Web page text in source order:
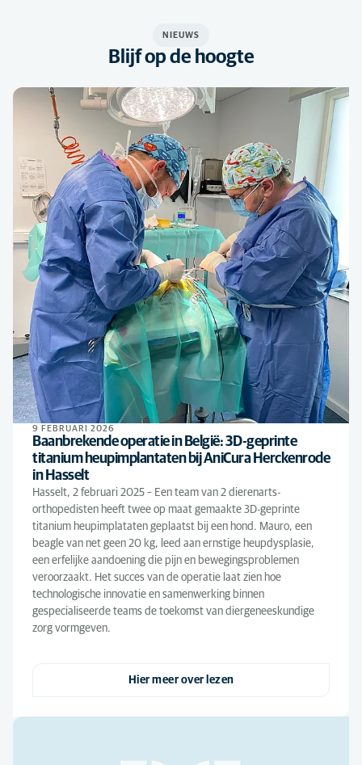
NIEUWS
Blijf op de hoogte
9 FEBRUARI 2026
Baanbrekende operatie in België: 3D-geprinte
titanium heupimplantaten bij AniCura Herckenrode
in Hasselt
Hasselt, 2 februari 2025 – Een team van 2 dierenarts-
orthopedisten heeft twee op maat gemaakte 3D-geprinte
titanium heupimplataten geplaatst bij een hond. Mauro, een
beagle van net geen 20 kg, leed aan ernstige heupdysplasie,
een erfelijke aandoening die pijn en bewegingsproblemen
veroorzaakt. Het succes van de operatie laat zien hoe
technologische innovatie en samenwerking binnen
gespecialiseerde teams de toekomst van diergeneeskundige
zorg vormgeven.
Hier meer over lezen